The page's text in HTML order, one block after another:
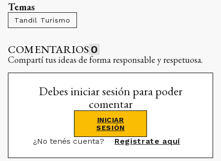
Temas
Tandil Turismo
COMENTARIOS 0
Compartí tus ideas de forma responsable y respetuosa.
Debes iniciar sesión para poder
comentar
INICIAR
SESIÓN
¿No tenés cuenta? Registrate aquí